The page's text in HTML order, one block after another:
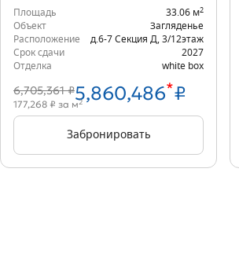
Площадь 33.06 м2
Объект
Загляденье
Расположение
д.6-7 Секция Д 3/12этаж
Срок сдачи
2027
Отделка
white box
6,705,361 ₽5,860,486*₽
177,268 ₽ за м2
Забронировать